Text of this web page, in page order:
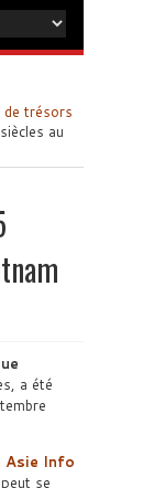
de trésors
au
a été
Asie Info
se